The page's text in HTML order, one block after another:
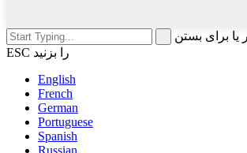
یا برای بستن
ESC را بزنید
English
French
German
Portuguese
Spanish
Russian